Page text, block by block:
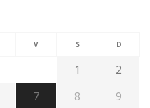
V S D
1
2
7 8
9